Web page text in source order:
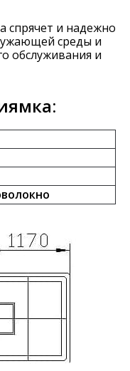
спрячет и надежно
среды и
обслуживания и